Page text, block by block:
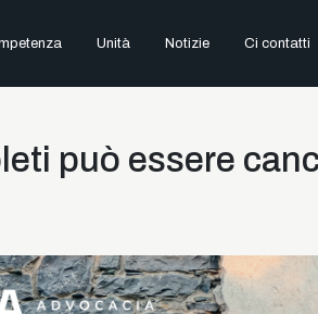
Unità Notizie Ci contatti
può essere